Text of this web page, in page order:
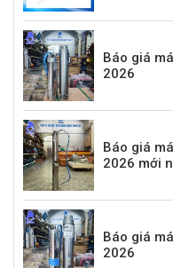
Báo giá
2026
Báo giá
2026 mới
Báo giá
2026